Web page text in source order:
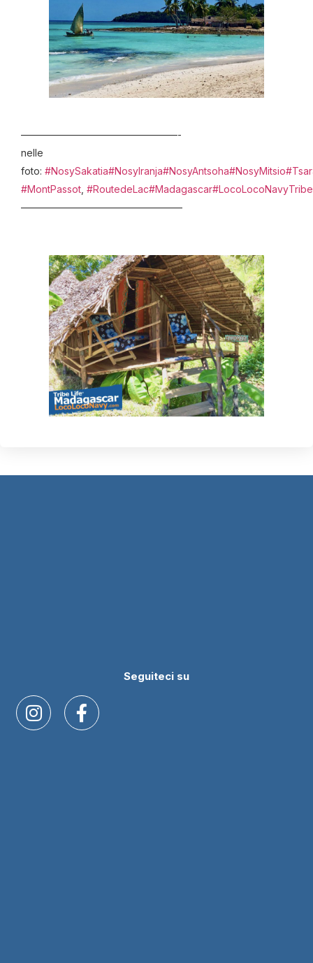
————————————————-
nelle
foto: #NosySakatia#NosyIranja#NosyAntsoha#NosyMitsio
#MontPassot #RoutedeLac#Madagascar
————————————————–
Seguiteci su